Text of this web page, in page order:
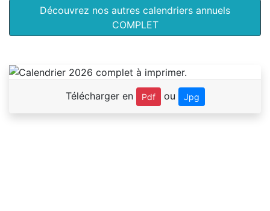
Découvrez nos autres calendriers annuels
COMPLET
Télécharger en Pdf ou Jpg